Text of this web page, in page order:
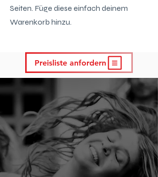
Seiten. Füge diese einfach deinem
Warenkorb hinzu.
Preisliste anfordern